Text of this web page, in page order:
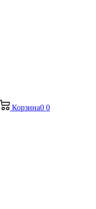
Корзина0 0